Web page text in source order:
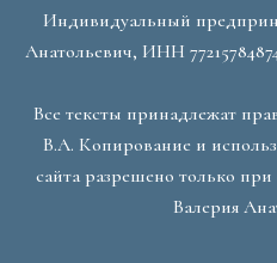
Индивидуальный
Анатольевич, ИНН
Все тексты принадлежат
В.А. Копирование и
сайта разрешено только
Валерия